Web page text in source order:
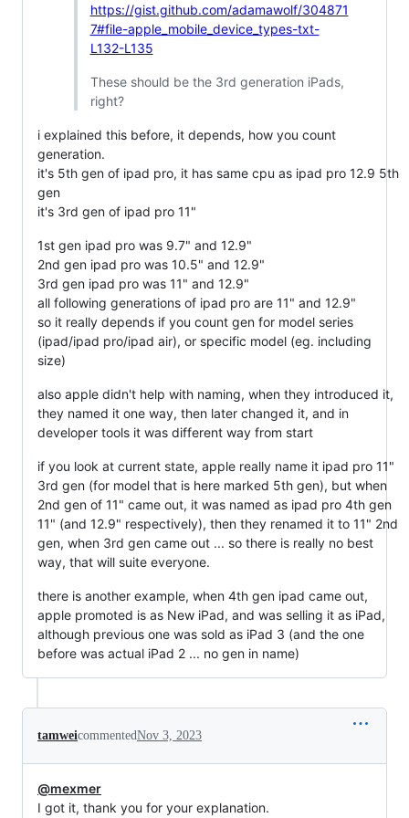
https://gist.github.com/adamawolf/304871
7#file-apple_mobile_device_types-txt-
L132-L135
These should be the 3rd generation iPads,
right?
i explained this before, it depends, how you count
generation.
it's 5th gen of ipad pro, it has same cpu as ipad pro 12.9 5th
gen
it's 3rd gen of ipad pro 11"
1st gen ipad pro was 9.7" and 12.9"
2nd gen ipad pro was 10.5" and 12.9"
3rd gen ipad pro was 11" and 12.9"
all following generations of ipad pro are 11" and 12.9"
so it really depends if you count gen for model series
(ipad/ipad pro/ipad air), or specific model (eg. including
size)
also apple didn't help with naming, when they introduced it,
they named it one way, then later changed it, and in
developer tools it was different way from start
if you look at current state, apple really name it ipad pro 11"
3rd gen (for model that is here marked 5th gen), but when
2nd gen of 11" came out, it was named as ipad pro 4th gen
11" (and 12.9" respectively), then they renamed it to 11" 2nd
gen, when 3rd gen came out ... so there is really no best
way, that will suite everyone.
there is another example, when 4th gen ipad came out,
apple promoted is as New iPad, and was selling it as iPad,
although previous one was sold as iPad 3 (and the one
before was actual iPad 2 ... no gen in name)
tamweicommentedNov 3, 2023
@mexmer
I got it, thank you for your explanation.